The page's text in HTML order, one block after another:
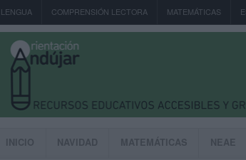
LENGUA COMPRENSIÓN LECTORA MATEMÁTICAS
INICIO NAVIDAD MATEMÁTICAS NEAE